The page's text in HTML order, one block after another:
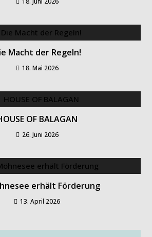
Macht der Regeln!
18. Mai 2026
OF BALAGAN
26. Juni 2026
erhält Förderung
13. April 2026